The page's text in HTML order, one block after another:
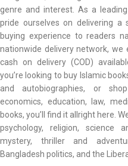
genre and interest. As a
pride ourselves on delivering a
buying experience to readers
nationwide delivery network,
cash on delivery (COD)
you’re looking to buy Islamic
and autobiographies, or
economics, education, law,
books, you’ll find it allright here.
psychology, religion, science
mystery, thriller and
Bangladesh politics, and the